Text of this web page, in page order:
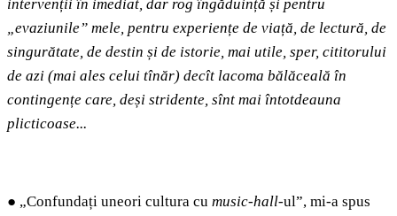
intervenții în imediat, dar rog îngăduință și pentru
„evaziunile” mele, pentru experiențe de viață, de lectură, de
singurătate, de destin și de istorie, mai utile, sper, cititorului
de azi (mai ales celui tînăr) decît lacoma bălăceală în
contingențe care, deși stridente, sînt mai întotdeauna
plicticoase...
● „Confundați uneori cultura cu music-hall-ul”, mi-a spus